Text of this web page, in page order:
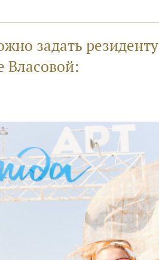
задать резиденту
Власовой: